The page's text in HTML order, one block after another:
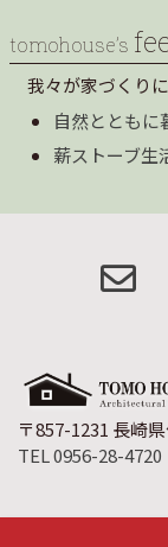
tomohouse’s
我々が家づくり
自然とともに
薪ストーブ生
〒857-1231 長崎
TEL 0956-28-4720